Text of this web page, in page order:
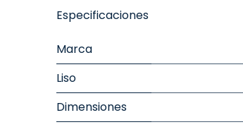
Especificaciones
Marca
Liso
Dimensiones